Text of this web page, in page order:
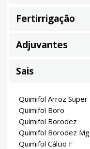
Fertirrigação
Adjuvantes
Sais
Quimifol Arroz Super
Quimifol Boro
Quimifol Borodez
Quimifol Borodez Mg
Quimifol Cálcio F